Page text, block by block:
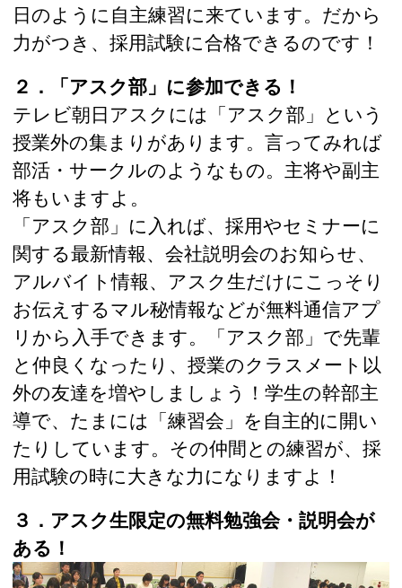
日のように自主練習に来ています。だから
力がつき、採用試験に合格できるのです！
２．「アスク部」に参加できる！
テレビ朝日アスクには「アスク部」という
授業外の集まりがあります。言ってみれば
部活・サークルのようなもの。主将や副主
将もいますよ。
「アスク部」に入れば、採用やセミナーに
関する最新情報、会社説明会のお知らせ、
アルバイト情報、アスク生だけにこっそり
お伝えするマル秘情報などが無料通信アプ
リから入手できます。「アスク部」で先輩
と仲良くなったり、授業のクラスメート以
外の友達を増やしましょう！学生の幹部主
導で、たまには「練習会」を自主的に開い
たりしています。その仲間との練習が、採
用試験の時に大きな力になりますよ！
３．アスク生限定の無料勉強会・説明会が
ある！